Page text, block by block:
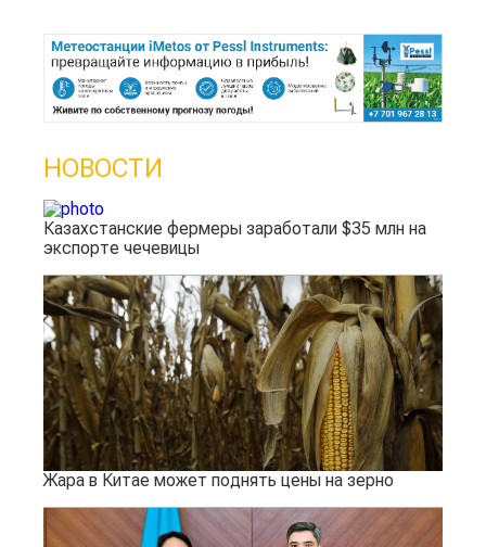
НОВОСТИ
Казахстанские фермеры заработали $35 млн на
экспорте чечевицы
Жара в Китае может поднять цены на зерно